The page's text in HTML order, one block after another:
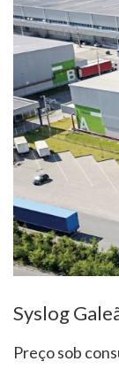
Syslog
Preço sob